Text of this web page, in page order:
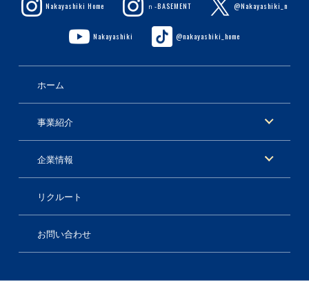
Nakayashiki Home ｎ-BASEMENT @Nakayashiki_n
Nakayashiki @nakayashiki_home
ホーム
事業紹介
企業情報
リクルート
お問い合わせ